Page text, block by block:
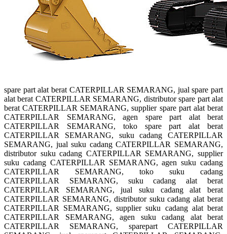
spare part alat berat CATERPILLAR SEMARANG, jual spare part
alat berat CATERPILLAR SEMARANG, distributor spare part alat
berat CATERPILLAR SEMARANG, supplier spare part alat berat
CATERPILLAR SEMARANG, agen spare part alat berat
CATERPILLAR SEMARANG, toko spare part alat berat
CATERPILLAR SEMARANG, suku cadang CATERPILLAR
SEMARANG, jual suku cadang CATERPILLAR SEMARANG,
distributor suku cadang CATERPILLAR SEMARANG, supplier
suku cadang CATERPILLAR SEMARANG, agen suku cadang
CATERPILLAR SEMARANG, toko suku cadang
CATERPILLAR SEMARANG, suku cadang alat berat
CATERPILLAR SEMARANG, jual suku cadang alat berat
CATERPILLAR SEMARANG, distributor suku cadang alat berat
CATERPILLAR SEMARANG, supplier suku cadang alat berat
CATERPILLAR SEMARANG, agen suku cadang alat berat
CATERPILLAR SEMARANG, sparepart CATERPILLAR